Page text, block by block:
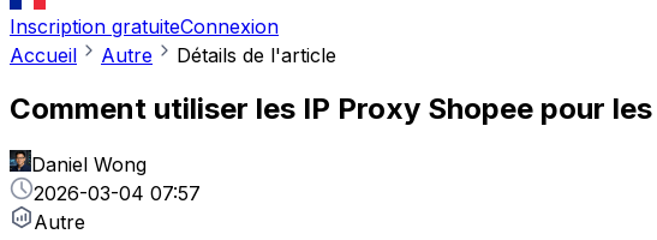
Inscription gratuiteConnexion
Accueil
Autre Détails de l'article
Comment utiliser les IP Proxy Shopee pour
Daniel Wong
2026-03-04 07:57
Autre